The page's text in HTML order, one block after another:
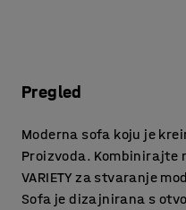
Pregled
Moderna sofa koju je
Proizvoda. Kombinirajte
VARIETY za stvaranje
Sofa je dizajnirana s